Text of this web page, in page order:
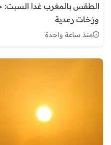
وزخات رعدية
منذ ساعة واحدة